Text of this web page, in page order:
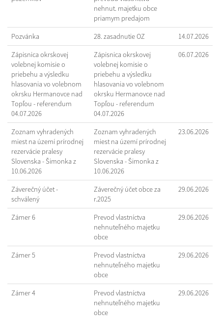
nehnut. majetku obce
priamym predajom
Pozvánka 28. zasadnutie OZ 14.07.2026
Zápisnica okrskovej
volebnej komisie o
priebehu a výsledku
hlasovania vo volebnom
okrsku Hermanovce nad
Topľou - referendum
04.07.2026
Zápisnica okrskovej
volebnej komisie o
priebehu a výsledku
hlasovania vo volebnom
okrsku Hermanovce nad
Topľou - referendum
04.07.2026
06.07.2026
Zoznam vyhradených
miest na území prírodnej
rezervácie pralesy
Slovenska - Šimonka z
10.06.2026
Zoznam vyhradených
miest na území prírodnej
rezervácie pralesy
Slovenska - Šimonka z
10.06.2026
23.06.2026
Záverečný účet -
schválený
Záverečný účet obce za
r.2025
29.06.2026
Zámer 6
Prevod vlastníctva
nehnuteľného majetku
obce
29.06.2026
Zámer 5
Prevod vlastníctva
nehnuteľného majetku
obce
29.06.2026
Zámer 4
Prevod vlastníctva
nehnuteľného majetku
obce
29.06.2026